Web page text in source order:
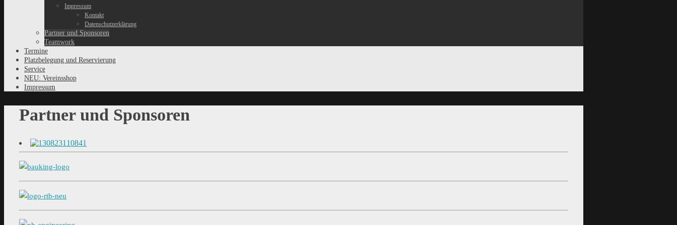
Impressum
Kontakt
Datenschutzerklärung
Partner und Sponsoren
Teamwork
Termine
Platzbelegung und Reservierung
Service
NEU: Vereinsshop
Impressum
Partner und Sponsoren